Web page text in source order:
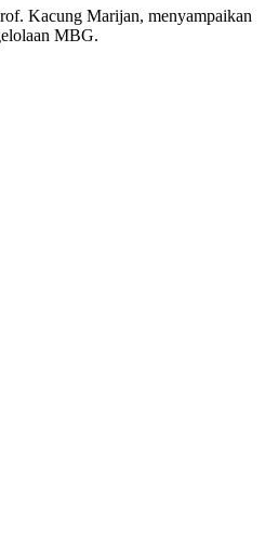
Kacung Marijan, menyampaikan
MBG.